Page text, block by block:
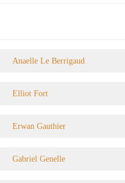
Anaelle Le Berrigaud
Elliot Fort
Erwan Gauthier
Gabriel Genelle